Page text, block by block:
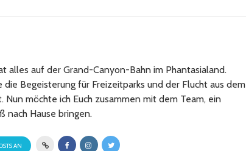
alles auf der Grand-Canyon-Bahn im Phantasialand.
die Begeisterung für Freizeitparks und der Flucht aus dem
möchte ich Euch zusammen mit dem Team, ein
nach Hause bringen.
AN